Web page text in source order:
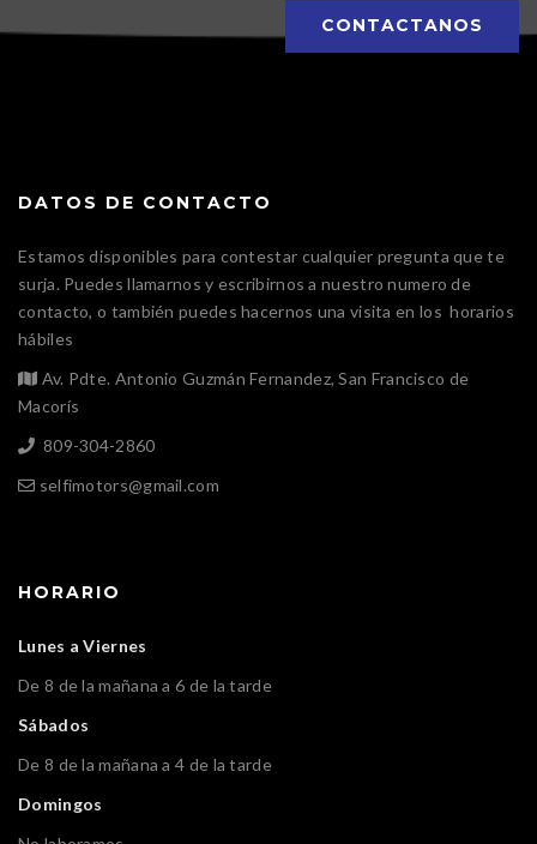
CONTACTANOS
DATOS DE CONTACTO
Estamos disponibles para contestar cualquier pregunta que te
surja. Puedes llamarnos y escribirnos a nuestro numero de
contacto, o también puedes hacernos una visita en los horarios
hábiles
Av. Pdte. Antonio Guzmán Fernandez, San Francisco de
Macorís
809-304-2860
selfimotors@gmail.com
HORARIO
Lunes a Viernes
De 8 de la mañana a 6 de la tarde
Sábados
De 8 de la mañana a 4 de la tarde
Domingos